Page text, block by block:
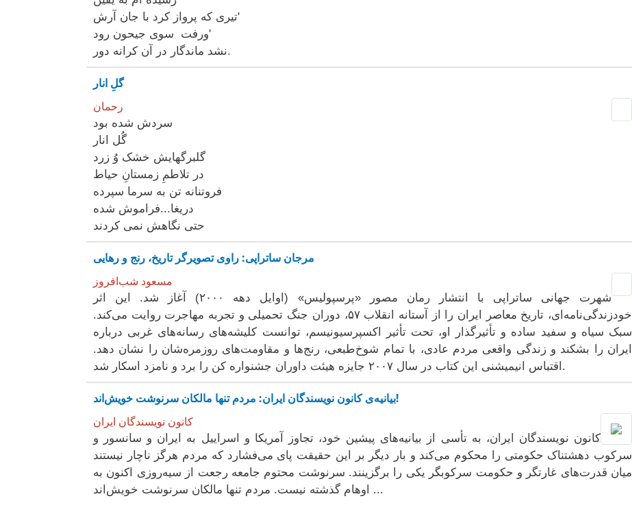
تیری که پرواز کرد با جان آرش'
ورفت سوی جیحون رود'
نشد ماندگار در آن کرانه دور.
گلِ انار
رحمان
سردش شده بود
گُل انار
گلبرگهایش خشک وُ زرد
در تلاطمِ زمستانِ حیاط
فروتنانه تن به سرما سپرده
دریغا...فراموش شده
حتی نگاهش نمی کردند
مرجان ساتراپی: راوی تصویرگر تاریخ، رنج و رهایی
مسعود شب‌افروز
شهرت جهانی ساتراپی با انتشار رمان مصور «پرسپولیس» (اوایل دهه ۲۰۰۰) آغاز شد. این اثر
خودزندگی‌نامه‌ای، تاریخ معاصر ایران را از آستانه انقلاب ۵۷، دوران جنگ تحمیلی و تجربه مهاجرت روایت می‌کند.
سبک سیاه و سفید ساده و تأثیرگذار او، تحت تأثیر اکسپرسیونیسم، توانست کلیشه‌های رسانه‌های غربی درباره
ایران را بشکند و زندگی واقعی مردم عادی، با تمام شوخ‌طبعی، رنج‌ها و مقاومت‌های روزمره‌شان را نشان دهد.
اقتباس انیمیشنی این کتاب در سال ۲۰۰۷ جایزه هیئت داوران جشنواره کن را برد و نامزد اسکار شد.
بیانیه‌ی کانون نویسندگان ایران: مردم تنها مالکان سرنوشت خویش‌اند!
کانون نویسندگان ایران
کانون نویسندگان ایران، به تأسی از بیانیه‌های پیشین خود، تجاوز آمریکا و اسراییل به ایران و سانسور و
سرکوب دهشتناک حکومتی را محکوم می‌کند و بار دیگر بر این حقیقت پای می‌فشارد که مردم هرگز ناچار نیستند
میان قدرت‌های غارتگر و حکومت سرکوبگر یکی را برگزینند. سرنوشت محتوم جامعه رجعت از سیه‌روزی اکنون به
اوهام گذشته نیست. مردم تنها مالکان سرنوشت خویش‌اند ...